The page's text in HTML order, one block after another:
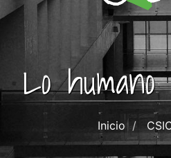
Lo
Inicio